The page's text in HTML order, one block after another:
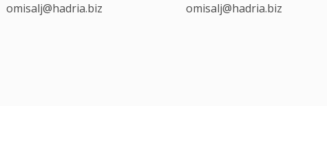
omisalj@hadria.biz
omisalj@hadria.biz